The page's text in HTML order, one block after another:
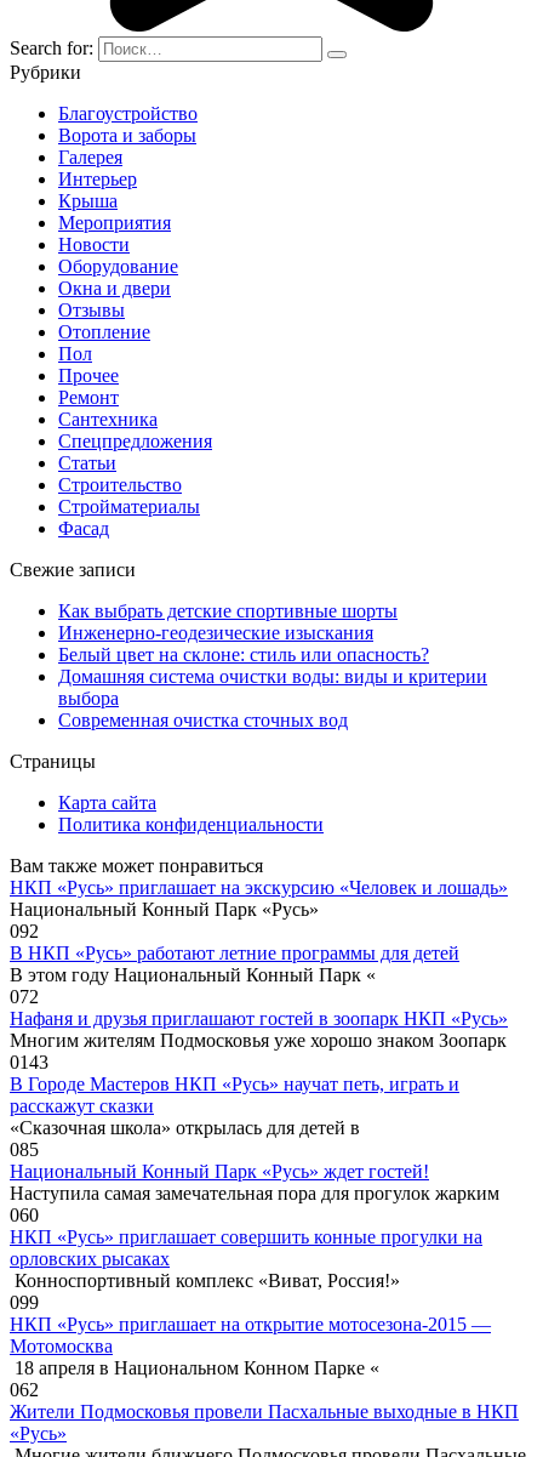
Search for:
Рубрики
Благоустройство
Ворота и заборы
Галерея
Интерьер
Крыша
Мероприятия
Новости
Оборудование
Окна и двери
Отзывы
Отопление
Пол
Прочее
Ремонт
Сантехника
Спецпредложения
Статьи
Строительство
Стройматериалы
Фасад
Свежие записи
Как выбрать детские спортивные шорты
Инженерно-геодезические изыскания
Белый цвет на склоне: стиль или опасность?
Домашняя система очистки воды: виды и критерии
выбора
Современная очистка сточных вод
Страницы
Карта сайта
Политика конфиденциальности
Вам также может понравиться
НКП «Русь» приглашает на экскурсию «Человек и лошадь»
Национальный Конный Парк «Русь»
092
В НКП «Русь» работают летние программы для детей
В этом году Национальный Конный Парк «
072
Нафаня и друзья приглашают гостей в зоопарк НКП «Русь»
Многим жителям Подмосковья уже хорошо знаком Зоопарк
0143
В Городе Мастеров НКП «Русь» научат петь, играть и
расскажут сказки
«Сказочная школа» открылась для детей в
085
Национальный Конный Парк «Русь» ждет гостей!
Наступила самая замечательная пора для прогулок жарким
060
НКП «Русь» приглашает совершить конные прогулки на
орловских рысаках
Конноспортивный комплекс «Виват, Россия!»
099
НКП «Русь» приглашает на открытие мотосезона-2015 —
Мотомосква
18 апреля в Национальном Конном Парке «
062
Жители Подмосковья провели Пасхальные выходные в НКП
«Русь»